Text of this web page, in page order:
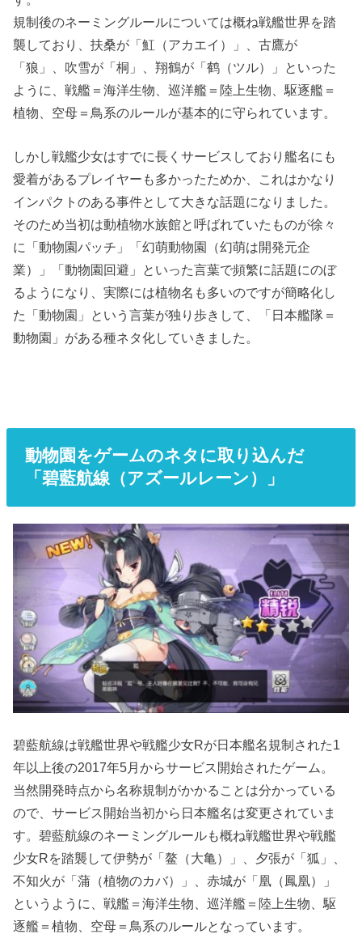
規制後のネーミングルールについては概ね戦艦世界を踏
襲しており、扶桑が「魟（アカエイ）」、古鷹が
「狼」、吹雪が「桐」、翔鶴が「鹤（ツル）」といった
ように、戦艦＝海洋生物、巡洋艦＝陸上生物、駆逐艦＝
植物、空母＝鳥系のルールが基本的に守られています。
しかし戦艦少女はすでに長くサービスしており艦名にも
愛着があるプレイヤーも多かったためか、これはかなり
インパクトのある事件として大きな話題になりました。
そのため当初は動植物水族館と呼ばれていたものが徐々
に「動物園パッチ」「幻萌動物園（幻萌は開発元企
業）」「動物園回避」といった言葉で頻繁に話題にのぼ
るようになり、実際には植物名も多いのですが簡略化し
た「動物園」という言葉が独り歩きして、「日本艦隊＝
動物園」がある種ネタ化していきました。
動物園をゲームのネタに取り込んだ
「碧藍航線（アズールレーン）」
碧藍航線は戦艦世界や戦艦少女Rが日本艦名規制された1
年以上後の2017年5月からサービス開始されたゲーム。
当然開発時点から名称規制がかかることは分かっている
ので、サービス開始当初から日本艦名は変更されていま
す。碧藍航線のネーミングルールも概ね戦艦世界や戦艦
少女Rを踏襲して伊勢が「鳌（大亀）」、夕張が「狐」、
不知火が「蒲（植物のカバ）」、赤城が「凰（鳳凰）」
というように、戦艦＝海洋生物、巡洋艦＝陸上生物、駆
逐艦＝植物、空母＝鳥系のルールとなっています。